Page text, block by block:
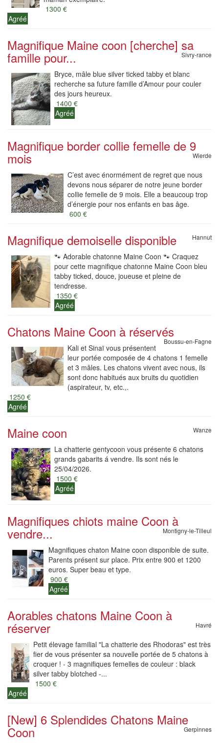
1300 €
Agréé
Magnifique Maine coon [cherche] sa
famille pour... Sivry-rance
Bryce, mâle blue silver ticked tabby et blanc
recherche sa future famille d’Amour pour couler
des jours heureux.
1400 €
Agréé
Magnifique border collie femelle de 9
mois Wierde
C’est avec énormément de regret que nous
devons nous séparer de notre jeune border
collie femelle de 9 mois. Elle a beaucoup trop
d’énergie pour nos enfants en bas âge.
600 €
Magnifique demoiselle disponible Hannut
🐾 Adorable chatonne Maine Coon 🐾 Craquez
pour cette magnifique chatonne Maine Coon bleu
tabby ticked, douce, joueuse et pleine de
tendresse.
1350 €
Agréé
Chatons Maine Coon à réservés
Boussu-en-Fagne
Kali et Sinaï vous présentent
leur portée composée de 4 chatons 1 femelle
et 3 mâles. Les chatons vivent avec nous, ils
sont donc habitués aux bruits du quotidien
(aspirateur, tv, etc.,.
1250 €
Agréé
Maine coon Wanze
La chatterie gentycoon vous présente 6 chatons
grands gabarits á vendre. Ils sont nés le
25/04/2026.
1500 €
Agréé
Magnifiques chiots maine Coon à
vendre... Montigny-le-Tilleul
Magnifiques chaton Maine coon disponible de suite.
Parents présent sur place. Prix entre 900 et 1200
euros. Super beau et type.
900 €
Agréé
Aorables chatons Maine Coon à
réserver Havré
Petit élevage familial "La chatterie des Rhodoras" est très
fier de vous présenter sa nouvelle portée de 5 chatons à
croquer ! - 3 magnifiques femelles de couleur : black
silver tabby blotched -...
1500 €
Agréé
[New] 6 Splendides Chatons Maine
Coon Gerpinnes